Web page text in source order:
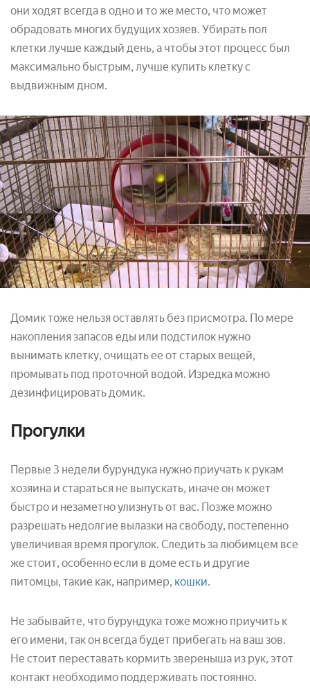
они ходят всегда в одно и то же место, что может
обрадовать многих будущих хозяев. Убирать пол
клетки лучше каждый день, а чтобы этот процесс был
максимально быстрым, лучше купить клетку с
выдвижным дном.
Домик тоже нельзя оставлять без присмотра. По мере
накопления запасов еды или подстилок нужно
вынимать клетку, очищать ее от старых вещей,
промывать под проточной водой. Изредка можно
дезинфицировать домик.
Прогулки
Первые 3 недели бурундука нужно приучать к рукам
хозяина и стараться не выпускать, иначе он может
быстро и незаметно улизнуть от вас. Позже можно
разрешать недолгие вылазки на свободу, постепенно
увеличивая время прогулок. Следить за любимцем все
же стоит, особенно если в доме есть и другие
питомцы, такие как, например, кошки.
Не забывайте, что бурундука тоже можно приучить к
его имени, так он всегда будет прибегать на ваш зов.
Не стоит переставать кормить звереныша из рук, этот
контакт необходимо поддерживать постоянно.